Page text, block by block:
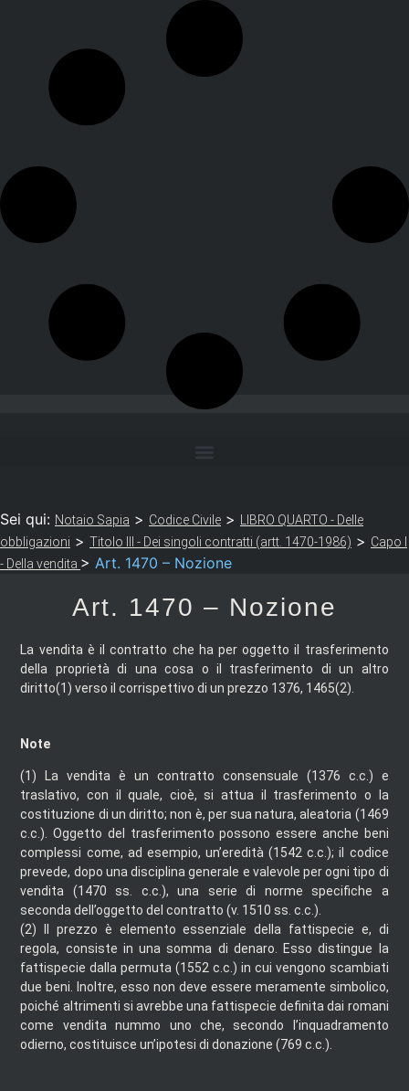
Sei qui: Notaio Sapia > Codice Civile >
LIBRO QUARTO - Delle
obbligazioni > Titolo III - Dei singoli contratti (artt. 1470-1986) > Capo I
- Della vendita > Art. 1470 – Nozione
Art. 1470 – Nozione
La vendita è il contratto che ha per oggetto il trasferimento
della proprietà di una cosa o il trasferimento di un altro
diritto(1) verso il corrispettivo di un prezzo 1376, 1465(2).
Note
(1)
La vendita è un contratto consensuale (1376 c.c.) e
traslativo, con il quale, cioè, si attua il trasferimento o la
costituzione di un diritto; non è, per sua natura, aleatoria (1469
c.c.). Oggetto del trasferimento possono essere anche beni
complessi come, ad esempio, un’eredità (1542 c.c.); il codice
prevede, dopo una disciplina generale e valevole per ogni tipo di
vendita (1470 ss. c.c.), una serie di norme specifiche a
seconda dell’oggetto del contratto (v. 1510 ss. c.c.).
(2)
Il prezzo è elemento essenziale della fattispecie e, di
regola, consiste in una somma di denaro. Esso distingue la
fattispecie dalla permuta (1552 c.c.) in cui vengono scambiati
due beni. Inoltre, esso non deve essere meramente simbolico,
poiché altrimenti si avrebbe una fattispecie definita dai romani
come vendita nummo uno che, secondo l’inquadramento
odierno, costituisce un’ipotesi di donazione (769 c.c.).